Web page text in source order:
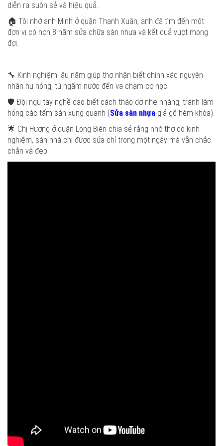
diễn ra suôn sẻ và hiệu quả.
🏠 Tôi nhớ anh Minh ở quận Thanh Xuân, anh đã tìm đến một
đơn vị có hơn 8 năm sửa chữa sàn nhựa và kết quả vượt mong
đợi.
🔧 Kinh nghiệm lâu năm giúp thợ nhận biết chính xác nguyên
nhân hư hỏng, từ ngấm nước đến va chạm cơ học.
🛡️ Đội ngũ tay nghề cao biết cách tháo dỡ nhẹ nhàng, tránh làm
hỏng các tấm sàn xung quanh (Sửa sàn nhựa giả gỗ hèm khóa).
🌟 Chị Hương ở quận Long Biên chia sẻ rằng nhờ thợ có kinh
nghiệm, sàn nhà chị được sửa chỉ trong một ngày mà vẫn chắc
chắn và đẹp.